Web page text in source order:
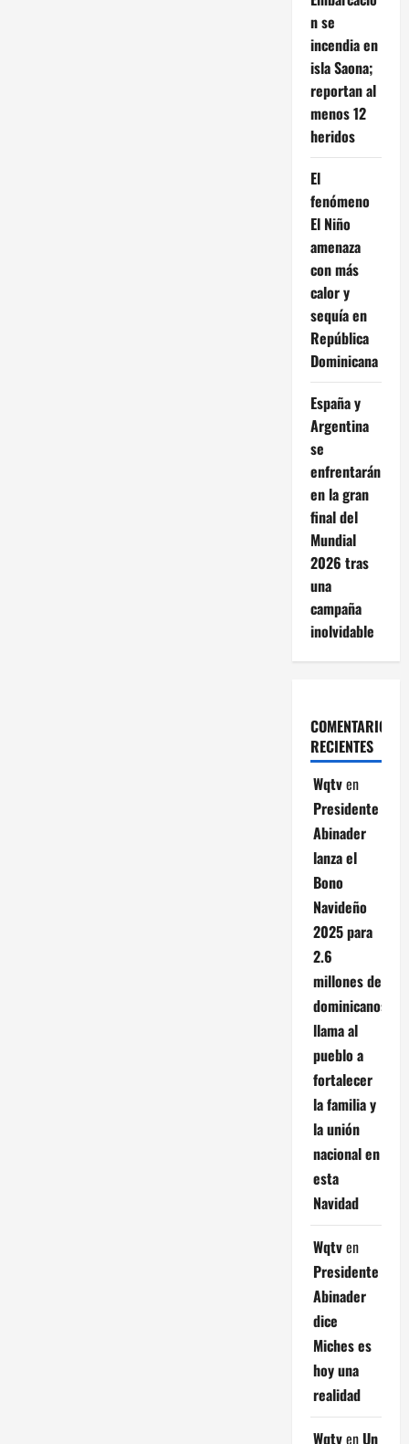
n se
incendia en
isla Saona;
reportan al
menos 12
heridos
El
fenómeno
El Niño
amenaza
con más
calor y
sequía en
República
Dominicana
España y
Argentina
se
enfrentarán
en la gran
final del
Mundial
2026 tras
una
campaña
inolvidable
COMENTARIOS
RECIENTES
Wqtven
Presidente
Abinader
lanza el
Bono
Navideño
2025 para
2.6
millones de
dominicanos;
llama al
pueblo a
fortalecer
la familia y
la unión
nacional en
esta
Navidad
Wqtven
Presidente
Abinader
dice
Miches es
hoy una
realidad
WqtvenUn